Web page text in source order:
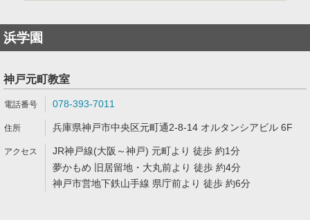
浜学園
神戸元町教室
078-393-7011
兵庫県神戸市中央区元町通2-8-14 オルタンシアビル 6F
JR神戸線(大阪～神戸) 元町より 徒歩 約1分
夢かもめ 旧居留地・大丸前より 徒歩 約4分
神戸市営地下鉄山手線 県庁前より 徒歩 約6分